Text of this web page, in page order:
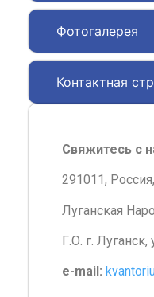
Фотогалерея
Контактная
Свяжитесь с
291011, Россия,
Луганская
Г.О. г.
e-mail: